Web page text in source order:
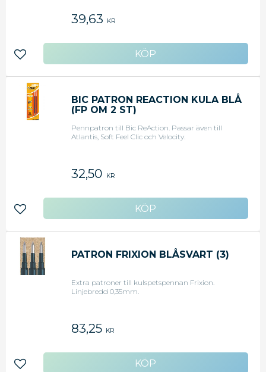
39,63 KR
Lägg till i favoriter
BIC PATRON REACTION KULA BLÅ
(FP OM 2 ST)
Pennpatron till Bic ReAction. Passar även till
Atlantis, Soft Feel Clic och Velocity.
32,50 KR
Lägg till i favoriter
PATRON FRIXION BLÅSVART (3)
Extra patroner till kulspetspennan Frixion.
Linjebredd 0,35mm.
83,25 KR